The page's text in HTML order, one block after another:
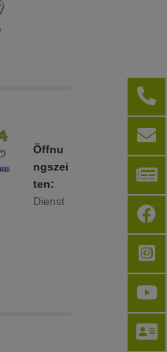
Öffnu
ngszei
ten:
Dienst